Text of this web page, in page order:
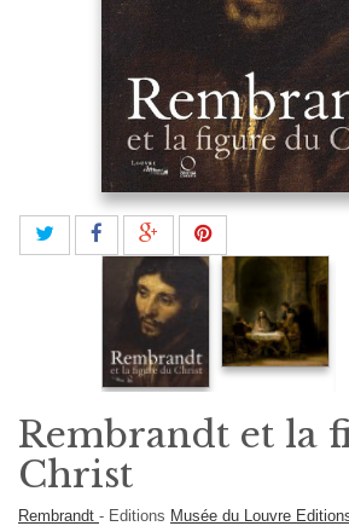
Rembrandt et la
Christ
Rembrandt - Editions Musée du Louvre